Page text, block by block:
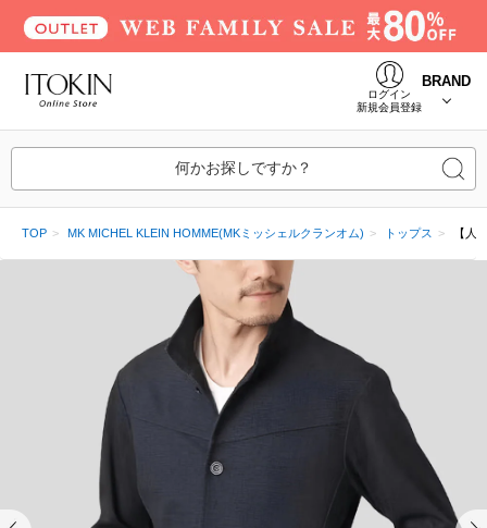
ログイン
新規会員登録
BRAND
何かお探しですか？
TOP MK MICHEL KLEIN HOMME(MKミッシェルクランオム) トップス 【人